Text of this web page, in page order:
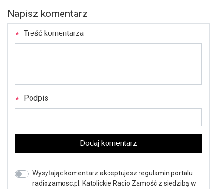
Napisz komentarz
Treść komentarza
Podpis
Dodaj komentarz
Wysyłając komentarz akceptujesz regulamin portalu
radiozamosc.pl. Katolickie Radio Zamość z siedzibą w